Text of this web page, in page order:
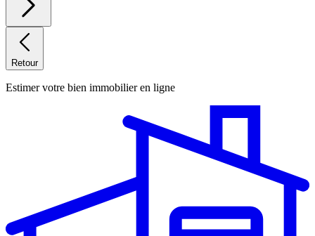
Retour
Estimer votre bien immobilier en ligne